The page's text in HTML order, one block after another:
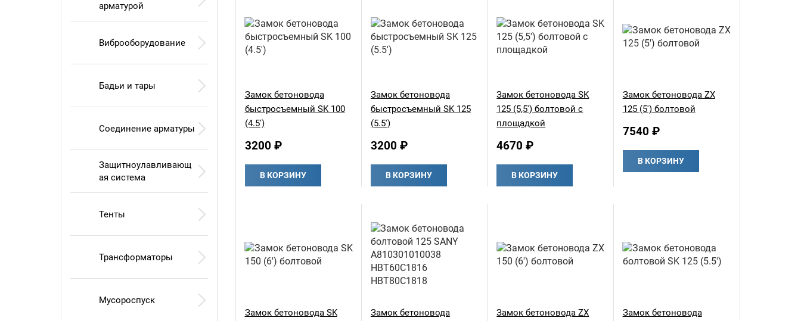
Замок бетоновода
быстросъемный SK 100
(4.5')
3200 ₽
В КОРЗИНУ
Замок бетоновода
быстросъемный SK 125
(5.5')
3200 ₽
В КОРЗИНУ
Замок бетоновода SK
125 (5,5') болтовой с
площадкой
4670 ₽
В КОРЗИНУ
Замок бетоновода ZX
125 (5') болтовой
7540 ₽
В КОРЗИНУ
Замок бетоновода SK
Замок бетоновода
Замок бетоновода ZX
Замок бетоновода
арматурой
Виброоборудование
Бадьи и тары
Соединение арматуры
Защитноулавливающ
ая система
Тенты
Трансформаторы
Мусороспуск